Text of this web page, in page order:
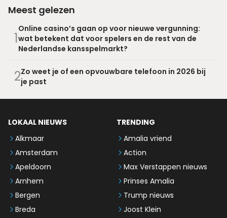
Meest gelezen
1
Online casino’s gaan op voor nieuwe vergunning:
wat betekent dat voor spelers en de rest van de
Nederlandse kansspelmarkt?
2Zo weet je of een opvouwbare telefoon in 2026 bij
je past
LOKAAL NIEUWS
Alkmaar
Amsterdam
Apeldoorn
Arnhem
Bergen
Breda
TRENDING
Amalia vriend
Action
Max Verstappen nieuws
Prinses Amalia
Trump nieuws
Joost Klein